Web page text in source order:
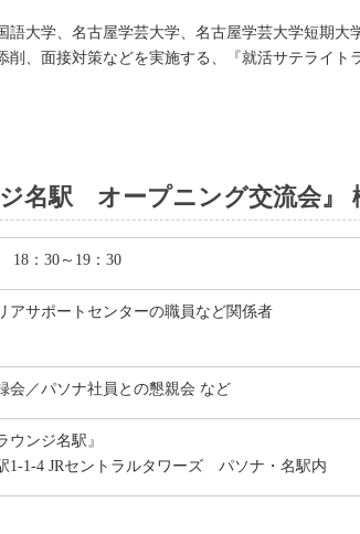
語大学、名古屋学芸大学、名古屋学芸大学短期
削、面接対策などを実施する、『就活サテライ
ジ名駅 オープニング交流会』
18：30～19：30
アサポートセンターの職員など関係者
会／パソナ社員との懇親会 など
ウンジ名駅』
1-1-4 JRセントラルタワーズ パソナ・名駅内